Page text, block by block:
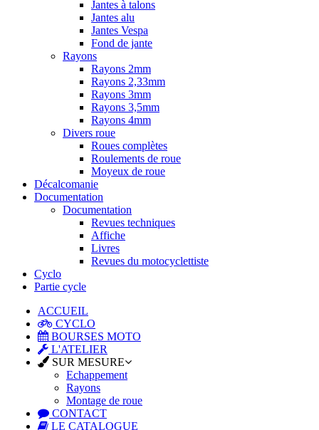
Jantes à talons
Jantes alu
Jantes Vespa
Fond de jante
Rayons
Rayons 2mm
Rayons 2,33mm
Rayons 3mm
Rayons 3,5mm
Rayons 4mm
Divers roue
Roues complètes
Roulements de roue
Moyeux de roue
Décalcomanie
Documentation
Documentation
Revues techniques
Affiche
Livres
Revues du motocyclettiste
Cyclo
Partie cycle
ACCUEIL
CYCLO
BOURSES MOTO
L'ATELIER
SUR MESURE
Echappement
Rayons
Montage de roue
CONTACT
LE CATALOGUE